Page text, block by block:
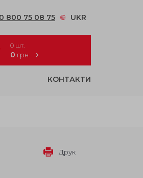
800 75 08 75 UKR
0 шт.
0 грн
КОНТАКТИ
Друк